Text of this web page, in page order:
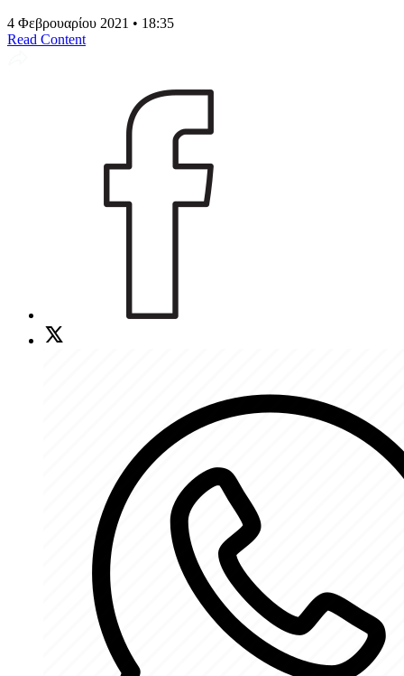
4 Φεβρουαρίου 2021 • 18:35
Read Content